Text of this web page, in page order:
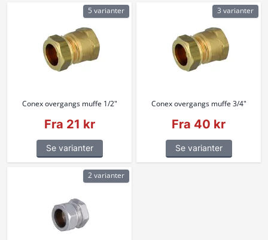
Conex overgangs muffe 1/2"
Fra 21 kr
Se varianter
5 varianter
Conex overgangs muffe 3/4"
Fra 40 kr
Se varianter
3 varianter
2 varianter